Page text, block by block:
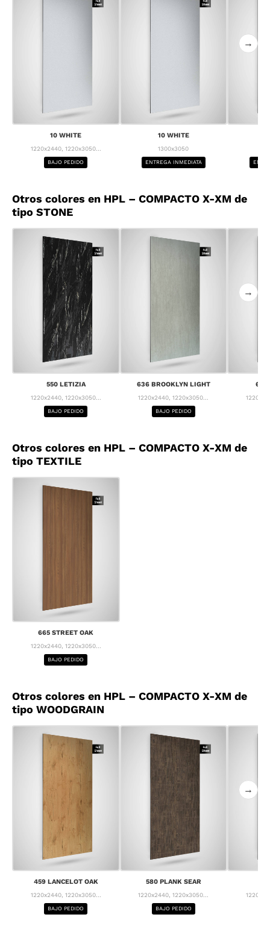
10 WHITE
1220x2440, 1220x3050...
BAJO PEDIDO
10 WHITE
1300x3050
ENTREGA INMEDIATA
→
Otros colores en HPL – COMPACTO X-XM de
tipo STONE
550 LETIZIA
1220x2440, 1220x3050...
BAJO PEDIDO
636 BROOKLYN LIGHT
1220x2440, 1220x3050...
BAJO PEDIDO
637
→
Otros colores en HPL – COMPACTO X-XM de
tipo TEXTILE
665 STREET OAK
1220x2440, 1220x3050...
BAJO PEDIDO
Otros colores en HPL – COMPACTO X-XM de
tipo WOODGRAIN
459 LANCELOT OAK
1220x2440, 1220x3050...
BAJO PEDIDO
580 PLANK SEAR
1220x2440, 1220x3050...
BAJO PEDIDO
→